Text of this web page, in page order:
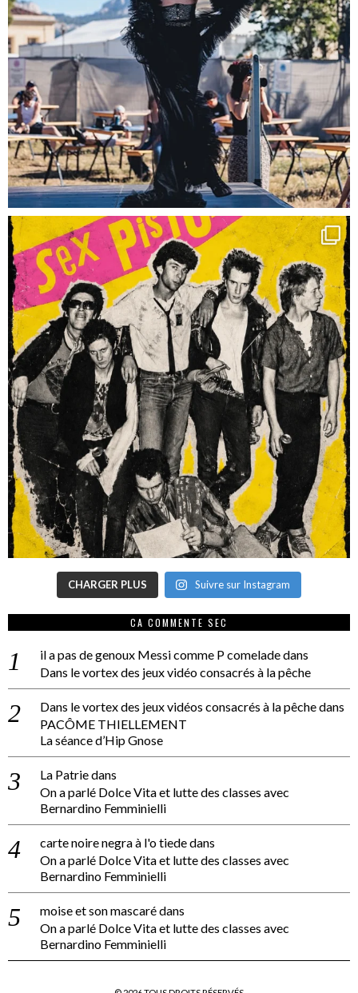
CHARGER PLUS Suivre sur Instagram
CA COMMENTE SEC
il a pas de genoux Messi comme P comeladedans
Dans le vortex des jeux vidéo consacrés à la pêche
Dans le vortex des jeux vidéos consacrés à la pêchedans
PACÔME THIELLEMENT
La séance d’Hip Gnose
La Patriedans
On a parlé Dolce Vita et lutte des classes avec
Bernardino Femminielli
carte noire negra à l'o tiededans
On a parlé Dolce Vita et lutte des classes avec
Bernardino Femminielli
moise et son mascarédans
On a parlé Dolce Vita et lutte des classes avec
Bernardino Femminielli